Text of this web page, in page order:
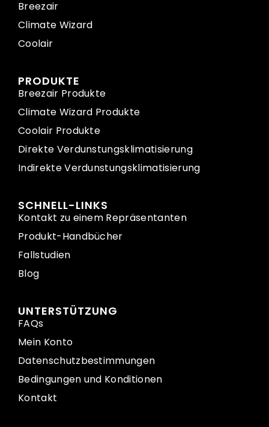
Breezair
Climate Wizard
Coolair
PRODUKTE
Breezair Produkte
Climate Wizard Produkte
Coolair Produkte
Direkte Verdunstungsklimatisierung
Indirekte Verdunstungsklimatisierung
SCHNELL-LINKS
Kontakt zu einem Repräsentanten
Produkt-Handbücher
Fallstudien
Blog
UNTERSTÜTZUNG
FAQs
Mein Konto
Datenschutzbestimmungen
Bedingungen und Konditionen
Kontakt